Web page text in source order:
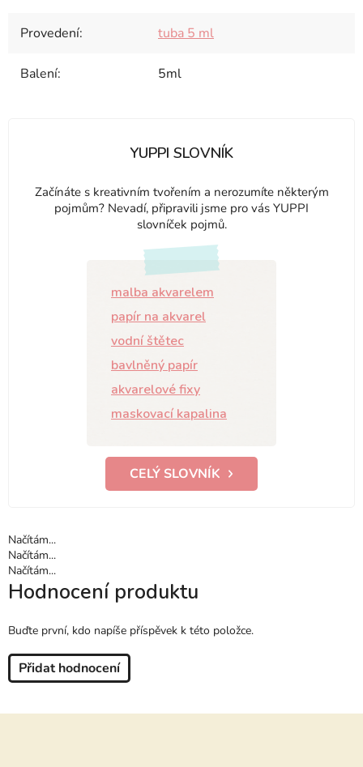
Provedení: tuba 5 ml
Balení: 5ml
YUPPI SLOVNÍK
Začínáte s kreativním tvořením a nerozumíte některým
pojmům? Nevadí, připravili jsme pro vás YUPPI
slovníček pojmů.
malba akvarelem
papír na akvarel
vodní štětec
bavlněný papír
akvarelové fixy
maskovací kapalina
CELÝ SLOVNÍK
Načítám...
Načítám...
Načítám...
Hodnocení produktu
Buďte první, kdo napíše příspěvek k této položce.
Přidat hodnocení